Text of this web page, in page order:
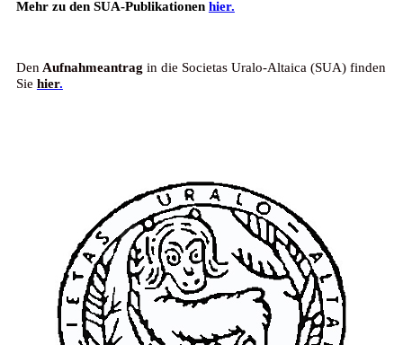
Mehr zu den SUA-Publikationen hier.
Den Aufnahmeantrag in die Societas Uralo-Altaica (SUA) finden
Sie hier.